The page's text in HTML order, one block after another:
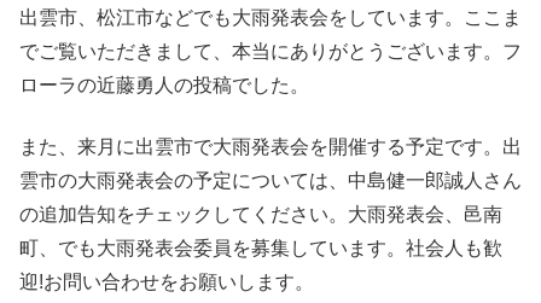
出雲市、松江市などでも大雨発表会をしています。ここま
でご覧いただきまして、本当にありがとうございます。フ
ローラの近藤勇人の投稿でした。
また、来月に出雲市で大雨発表会を開催する予定です。出
雲市の大雨発表会の予定については、中島健一郎誠人さん
の追加告知をチェックしてください。大雨発表会、邑南
町、でも大雨発表会委員を募集しています。社会人も歓
迎!お問い合わせをお願いします。